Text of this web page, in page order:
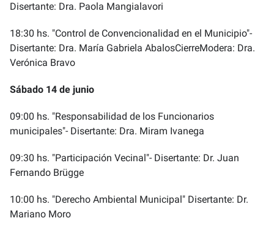
Disertante: Dra. Paola Mangialavori
18:30 hs. "Control de Convencionalidad en el Municipio"-
Disertante: Dra. María Gabriela AbalosCierreModera: Dra.
Verónica Bravo
Sábado 14 de junio
09:00 hs. "Responsabilidad de los Funcionarios
municipales"- Disertante: Dra. Miram Ivanega
09:30 hs. "Participación Vecinal"- Disertante: Dr. Juan
Fernando Brügge
10:00 hs. "Derecho Ambiental Municipal" Disertante: Dr.
Mariano Moro